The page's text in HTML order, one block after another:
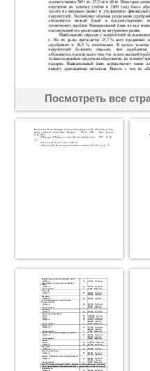
Посмотреть все